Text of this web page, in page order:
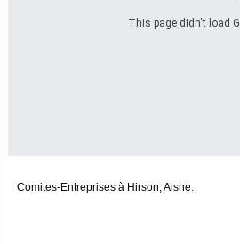
This page didn't load
Comites-Entreprises à Hirson, Aisne.